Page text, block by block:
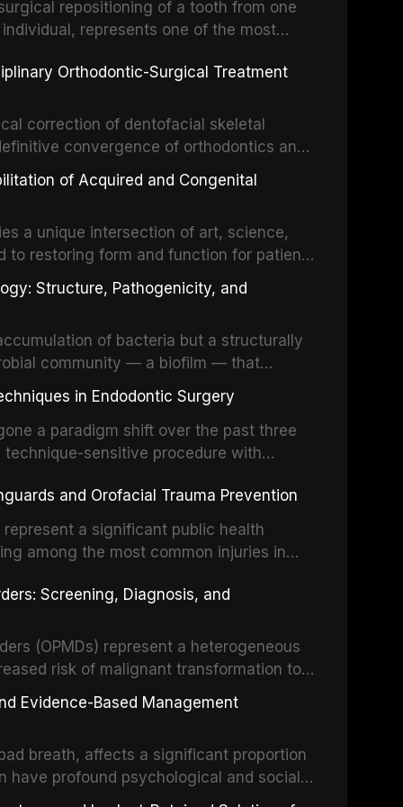
repositioning of a tooth from one
represents one of the most
of a titanium fixture, an
Orthodontic-Surgical Treatment
correction of dentofacial skeletal
convergence of orthodontics and
procedures are indicated not merely
the restoration of functional occlusion,
of Acquired and Congenital
a unique intersection of art, science,
to restoring form and function for patients
of the head and neck region. These
challenging rehabilitation scenarios in
Structure, Pathogenicity, and
of bacteria but a structurally
community — a biofilm — that
epithelia. The biofilm mode of existence
resident microorganisms, including
in Endodontic Surgery
a paradigm shift over the past three
sensitive procedure with
illumination, and biomaterials. When
and Orofacial Trauma Prevention
a significant public health
among the most common injuries in
the gold standard for orofacial
and discusses the broader role
medicine.
Screening, Diagnosis, and
(OPMDs) represent a heterogeneous
risk of malignant transformation to
detection through systematic
can significantly improve patient
most common OPMDs encountered in
Evidence-Based Management
breath, affects a significant proportion
have profound psychological and social
review explores the multifactorial